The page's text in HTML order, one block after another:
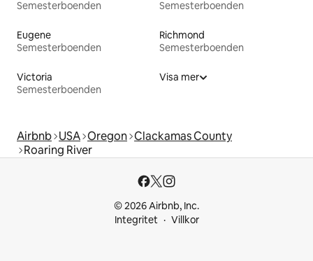
Semesterboenden
Semesterboenden
Eugene
Semesterboenden
Richmond
Semesterboenden
Victoria
Semesterboenden
Visa mer
Airbnb USA Oregon Clackamas County
Roaring River
© 2026 Airbnb, Inc.
Integritet
Villkor